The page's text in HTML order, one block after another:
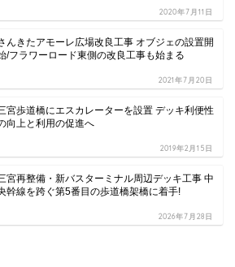
2020年7月11日
んきたアモーレ広場改良工事 オブジェの設置開
/フラワーロード東側の改良工事も始まる
2021年7月20日
宮歩道橋にエスカレーターを設置 デッキ利便性
向上と利用の促進へ
2019年2月15日
宮再整備・新バスターミナル周辺デッキ工事 中
幹線を跨ぐ第5番目の歩道橋架橋に着手!
2026年7月28日